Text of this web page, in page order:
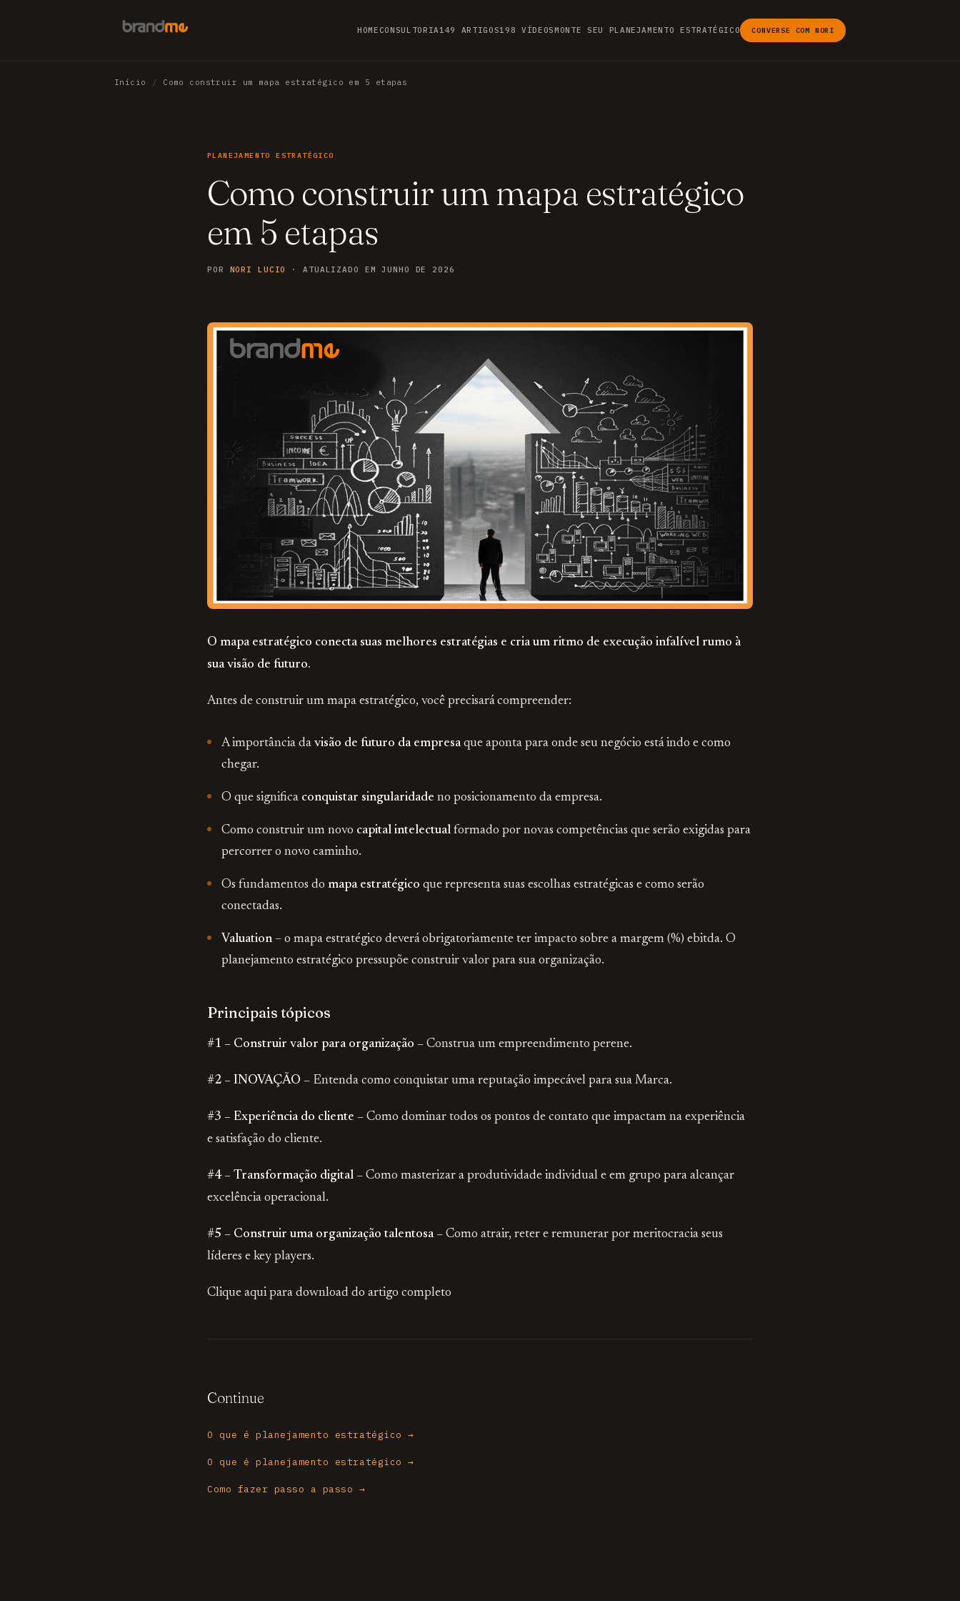
HOME CONSULTORIA149 ARTIGOS198 VÍDEOSMONTE SEU PLANEJAMENTO ESTRATÉGICO CONVERSE COM NORI
Início / Como construir um mapa estratégico em 5 etapas
PLANEJAMENTO ESTRATÉGICO
Como construir um mapa estratégico
em 5 etapas
POR NORI LUCIO · ATUALIZADO EM JUNHO DE 2026
O mapa estratégico conecta suas melhores estratégias e cria um ritmo de execução infalível rumo à
sua visão de futuro.
Antes de construir um mapa estratégico, você precisará compreender:
A importância da visão de futuro da empresaque aponta para onde seu negócio está indo e como
chegar.
O que significa conquistar singularidade no posicionamento da empresa.
Como construir um novo capital intelectual formado por novas competências que serão exigidas para
percorrer o novo caminho.
Os fundamentos do mapa estratégico que representa suas escolhas estratégicas e como serão
conectadas.
Valuation– o mapa estratégico deverá obrigatoriamente ter impacto sobre a margem (%) ebitda. O
planejamento estratégico pressupõe construir valor para sua organização.
Principais tópicos
#1 – Construir valor para organização – Construa um empreendimento perene.
#2 – INOVAÇÃO – Entenda como conquistar uma reputação impecável para sua Marca.
#3 – Experiência do cliente – Como dominar todos os pontos de contato que impactam na experiência
e satisfação do cliente.
#4 – Transformação digital – Como masterizar a produtividade individual e em grupo para alcançar
excelência operacional.
#5 – Construir uma organização talentosa – Como atrair, reter e remunerar por meritocracia seus
líderes e key players.
Clique aqui para download do artigo completo
Continue
O que é planejamento estratégico →
O que é planejamento estratégico →
Como fazer passo a passo →